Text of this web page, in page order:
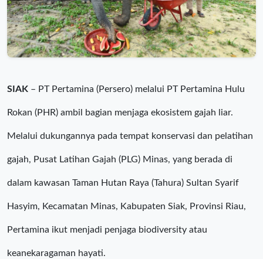
SIAK – PT Pertamina (Persero) melalui PT Pertamina Hulu
Rokan (PHR) ambil bagian menjaga ekosistem gajah liar.
Melalui dukungannya pada tempat konservasi dan pelatihan
gajah, Pusat Latihan Gajah (PLG) Minas, yang berada di
dalam kawasan Taman Hutan Raya (Tahura) Sultan Syarif
Hasyim, Kecamatan Minas, Kabupaten Siak, Provinsi Riau,
Pertamina ikut menjadi penjaga biodiversity atau
keanekaragaman hayati.